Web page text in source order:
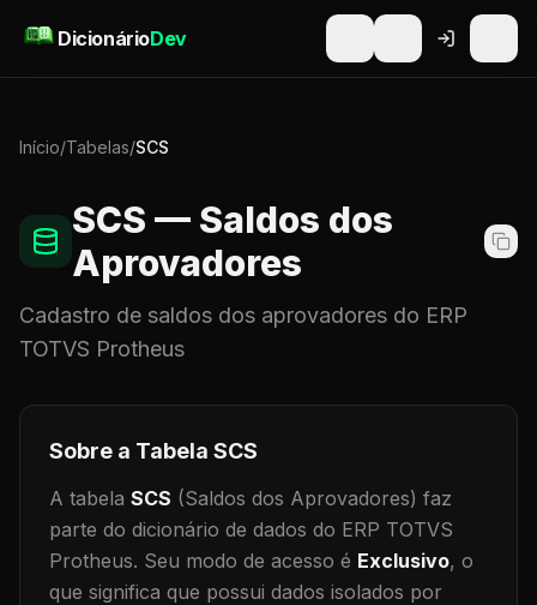
DicionárioDev
Início/Tabelas/SCS
SCS — Saldos dos
Aprovadores
Cadastro de saldos dos aprovadores do ERP
TOTVS Protheus
Sobre a Tabela SCS
A tabela SCS (Saldos dos Aprovadores) faz
parte do dicionário de dados do ERP TOTVS
Protheus. Seu modo de acesso é Exclusivo, o
que significa que possui dados isolados por